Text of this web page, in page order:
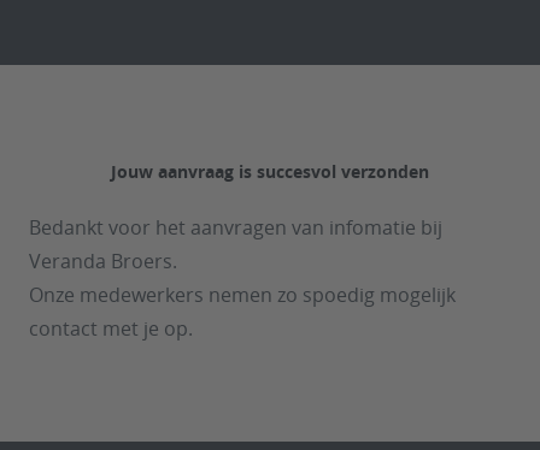
Jouw aanvraag is succesvol verzonden
Bedankt voor het aanvragen van infomatie bij
Veranda Broers.
Onze medewerkers nemen zo spoedig mogelijk
contact met je op.